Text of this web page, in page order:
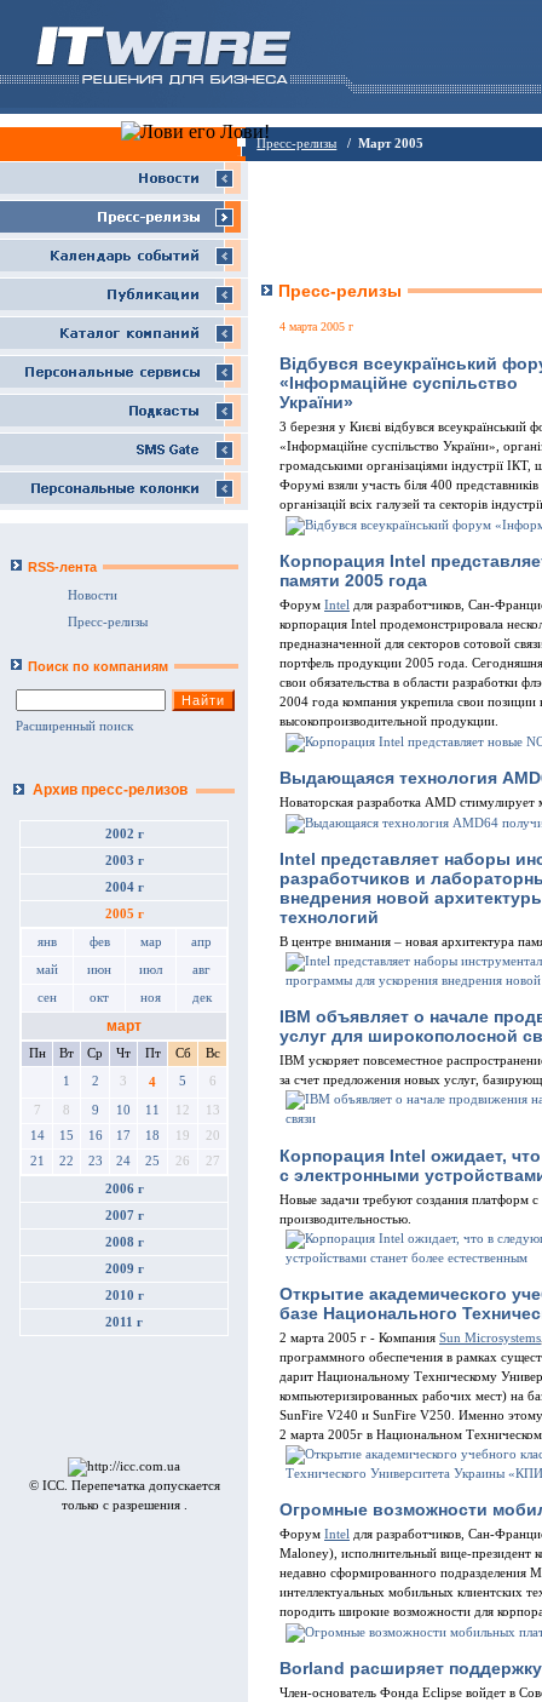
Пресс-релизы / Март 2005
RSS-лента
Новости
Пресс-релизы
Поиск по компаниям
Расширенный поиск
Архив пресс-релизов
2002 г
2003 г
2004 г
2005 г
янв фев мар апр
май июн июл авг
сен окт ноя дек
март
Пн Вт Ср Чт Пт Сб Вс
1 2 3 4 5 6
7 8 9 10 11 12
13
14
15 16 17 18 19
20
21
22 23 24 25 26 27
2006 г
2007 г
2008 г
2009 г
2010 г
2011 г
© ICC. Перепечатка допускается
только с разрешения .
Пресс-релизы
4 марта 2005 г
Відбувся всеукраїнський
«Інформаційне суспільство
України»
3 березня у Києві відбувся всеукраїнський
«Інформаційне суспільство України»,
громадськими організаціями індустрії
Форумі взяли участь біля 400
організацій всіх галузей та секторів
Корпорация Intel
памяти 2005 года
Форум Intel для разработчиков, Сан-
корпорация Intel продемонстрировала
предназначенной для секторов сотовой
портфель продукции 2005 года.
свои обязательства в области разработки
2004 года компания укрепила свои
высокопроизводительной продукции.
Выдающаяся технология
Новаторская разработка AMD
Intel представляет наборы
разработчиков и
внедрения новой
технологий
В центре внимания – новая архитектура
IBM объявляет о начале
услуг для широкополосной
IBM ускоряет повсеместное
за счет предложения новых услуг,
Корпорация Intel ожидает,
с электронными
Новые задачи требуют создания платформ
производительностью.
Открытие академического
базе Национального
2 марта 2005 г - Компания Sun Mіcrosystems
программного обеспечения в рамках
дарит Национальному Техническому
компьютеризированных рабочих мест) на
SunFire V240 и SunFire V250. Именно
2 марта 2005г в Национальном
Огромные возможности
Форум Intel для разработчиков, Сан-
Maloney), исполнительный вице-президент
недавно сформированного подразделения
интеллектуальных мобильных клиентских
породить широкие возможности для
Borland расширяет
Член-основатель Фонда Eclipse войдет в